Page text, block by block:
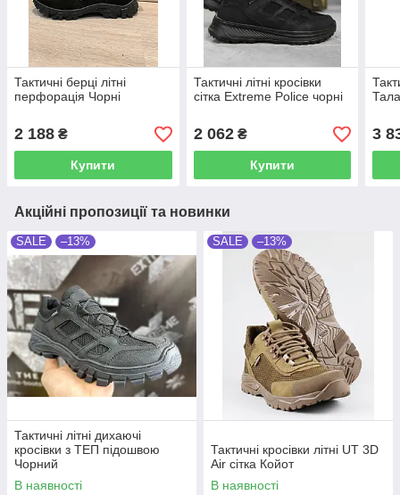
Тактичні берці літні
перфорація Чорні
2 188 ₴
Купити
Тактичні літні кросівки
сітка Eхtreme Police чорні
2 062₴
Купити
3
Акційні пропозиції та новинки
SALE –13%
Тактичні літні дихаючі
кросівки з ТЕП підошвою
Чорний
В наявності
SALE –13%
Тактичні кросівки літні UT 3D
Air сітка Койот
В наявності